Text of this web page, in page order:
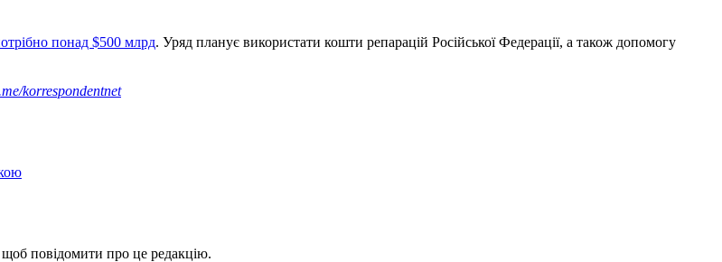
понад $500 млрд. Уряд планує використати кошти репарацій Російської Федерації, а також допомогу
korrespondentnet
щоб повідомити про це редакцію.